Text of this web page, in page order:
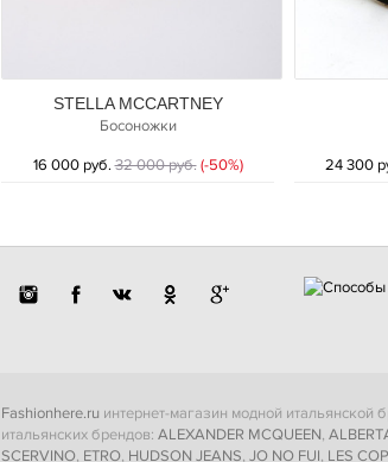
STELLA MCCARTNEY
Босоножки
16 000 руб.32 000 руб. (-50%) 24 300
Fashionhere.ru интернет-магазин модной
итальянских брендов: ALEXANDER MCQUEEN,
SCERVINO, ETRO, HUDSON JEANS, JO NO FUI, LES